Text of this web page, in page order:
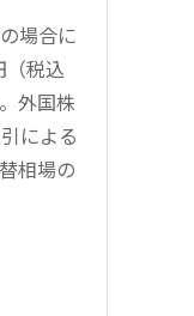
場合に
（税込
外国株
による
相場の